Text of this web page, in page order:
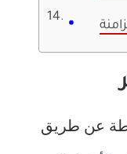
عن طريق